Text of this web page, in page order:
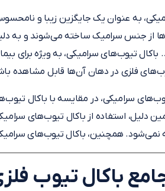
به عنوان یک جایگزین زیبا و
از جنس سرامیک ساخته می‌شوند و به
تیوب‌های سرامیکی، به ویژه برای
فلزی در دهان آن‌ها قابل مشاهده
سرامیکی، در مقایسه با باکال
دلیل، استفاده از باکال تیوب‌های
نمی‌شود. همچنین، باکال تیوب‌های
باکال تیوب